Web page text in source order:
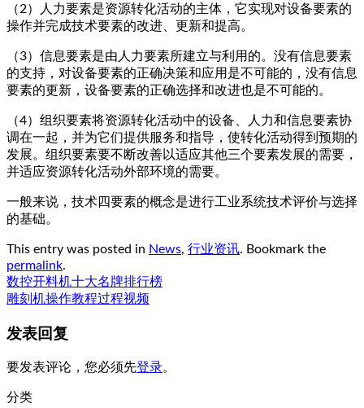
（2）人力要素是资源转化活动的主体，它实现对设备要素的
操作并完成技术要素的改进、更新和提高。
（3）信息要素是由人力要素所建立与利用的。没有信息要素
的支持，对设备要素的正确决策和应用是不可能的，没有信息
要素的更新，设备要素的正确选择和改进也是不可能的。
（4）组织要素将资源转化活动中的设备、人力和信息要素协
调在一起，并为它们提供服务和指导，使转化活动得到预期的
发展。组织要素要不断改善以适应其他三个要素发展的需要，
并适应资源转化活动外部环境的需要。
一般来说，技术四要素的概念是进行工业系统技术评价与选择
的基础。
This entry was posted in News, 行业资讯. Bookmark the
permalink.
数控开料机十大名牌排行榜
雕刻机操作教程过程视频
发表回复
要发表评论，您必须先登录。
分类